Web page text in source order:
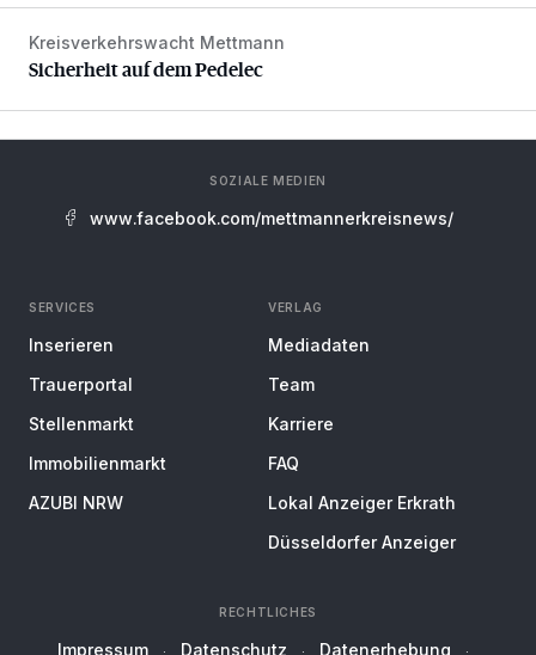
Sicherheit auf dem Pedelec
Kreisverkehrswacht Mettmann
Sicherheit auf dem Pedelec
SOZIALE MEDIEN
www.facebook.com/mettmannerkreisnews/
SERVICES
Inserieren
Trauerportal
Stellenmarkt
Immobilienmarkt
AZUBI NRW
VERLAG
Mediadaten
Team
Karriere
FAQ
Lokal Anzeiger Erkrath
Düsseldorfer Anzeiger
RECHTLICHES
Impressum Datenschutz Datenerhebung